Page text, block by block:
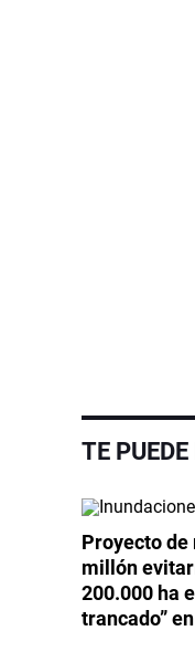
TE
Proyecto de
millón
200.000 ha
trancado”